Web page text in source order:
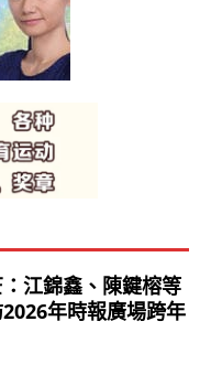
江錦鑫、陳鍵榕等
年時報廣場跨年